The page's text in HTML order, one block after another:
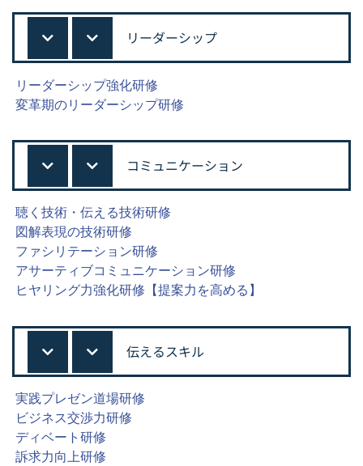
リーダーシップ
リーダーシップ強化研修
変革期のリーダーシップ研修
コミュニケーション
聴く技術・伝える技術研修
図解表現の技術研修
ファシリテーション研修
アサーティブコミュニケーション研修
ヒヤリング力強化研修【提案力を高める】
伝えるスキル
実践プレゼン道場研修
ビジネス交渉力研修
ディベート研修
訴求力向上研修